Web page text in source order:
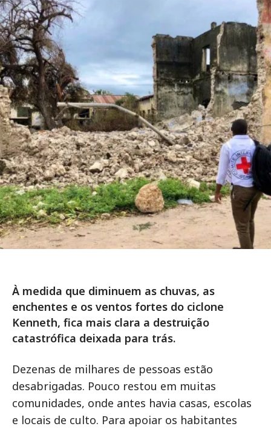
À medida que diminuem as chuvas, as
enchentes e os ventos fortes do ciclone
Kenneth, fica mais clara a destruição
catastrófica deixada para trás.
Dezenas de milhares de pessoas estão
desabrigadas. Pouco restou em muitas
comunidades, onde antes havia casas, escolas
e locais de culto. Para apoiar os habitantes